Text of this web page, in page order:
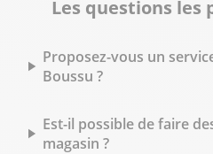
Les questions les
Proposez-vous un
Boussu ?
Est-il possible de faire
magasin ?